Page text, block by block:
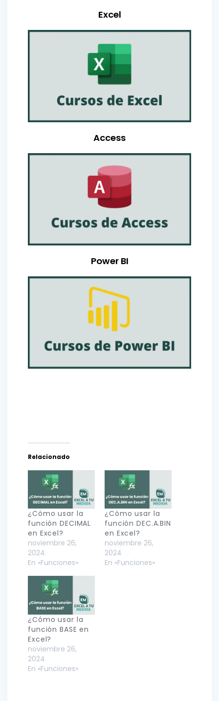
Excel
Access
Power BI
Relacionado
¿Cómo usar la
función DECIMAL
en Excel?
noviembre 26,
2024
En «Funciones»
¿Cómo usar la
función DEC.A.BIN
en Excel?
noviembre 26,
2024
En «Funciones»
¿Cómo usar la
función BASE en
Excel?
noviembre 26,
2024
En «Funciones»